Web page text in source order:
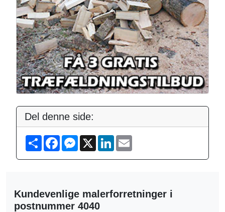
Del denne side:
S
h
F
k
M
e
r
X
L
n
Kundevenlige malerforretninger i
postnummer 4040